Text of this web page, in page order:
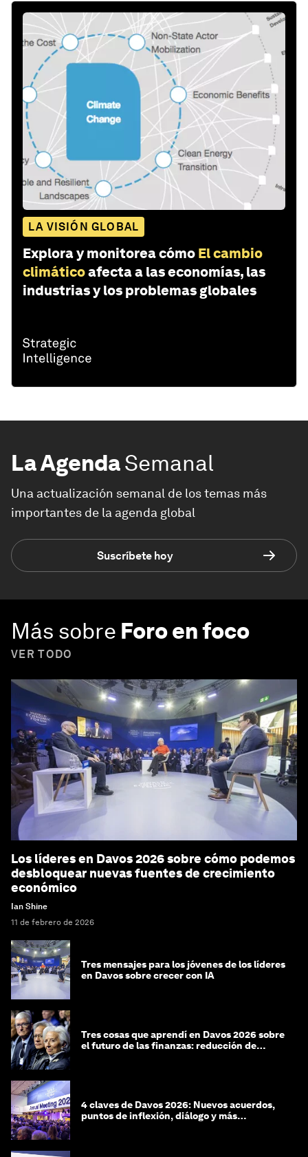
LA VISIÓN GLOBAL
Explora y monitorea cómo El cambio
climáticoafecta a las economías, las
industrias y los problemas globales
La AgendaSemanal
Una actualización semanal de los temas más
importantes de la agenda global
Suscríbete hoy
Más sobre Foro en foco
VER TODO
Los líderes en Davos 2026 sobre cómo podemos
desbloquear nuevas fuentes de crecimiento
económico
Ian Shine
11 de febrero de 2026
Tres mensajes para los jóvenes de los líderes
en Davos sobre crecer con IA
Tres cosas que aprendí en Davos 2026 sobre
el futuro de las finanzas: reducción de
4 claves de Davos 2026: Nuevos acuerdos,
puntos de inflexión, diálogo y más